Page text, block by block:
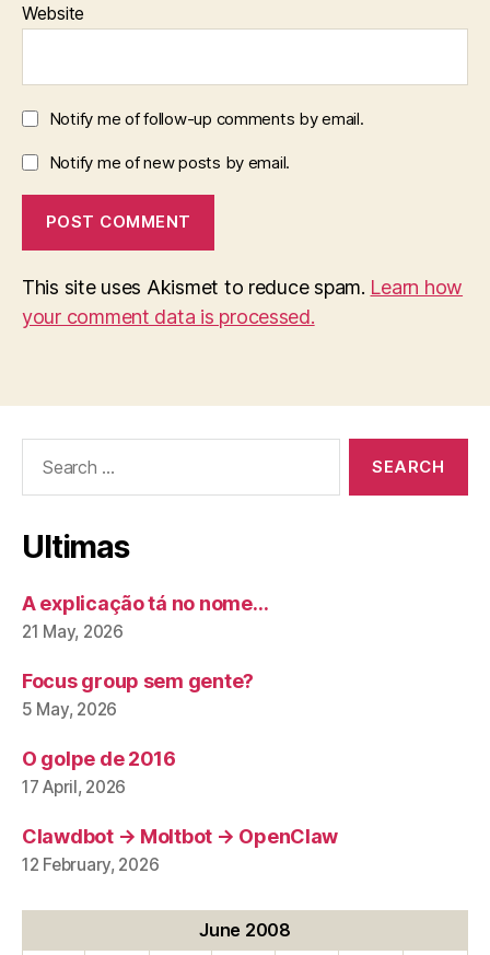
Website
Notify me of follow-up comments by email.
Notify me of new posts by email.
This site uses Akismet to reduce spam. Learn how
your comment data is processed.
Ultimas
A explicação tá no nome…
21 May, 2026
Focus group sem gente?
5 May, 2026
O golpe de 2016
17 April, 2026
Clawdbot → Moltbot → OpenClaw
12 February, 2026
June 2008